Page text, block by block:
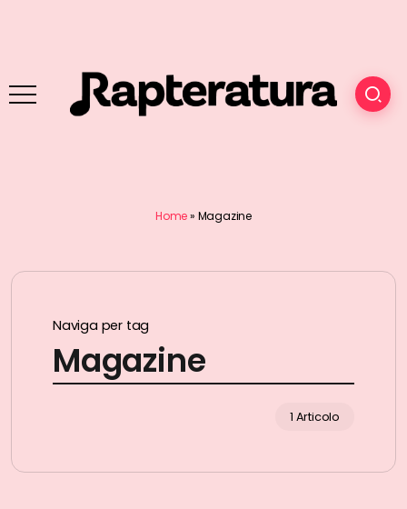
Home» Magazine
Naviga per tag
Magazine
1 Articolo